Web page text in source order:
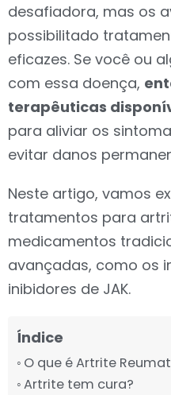
desafiadora, mas os
possibilitado
eficazes. Se você ou
com essa doença,
terapêuticas
para aliviar os
evitar danos
Neste artigo, vamos
tratamentos para
medicamentos
avançadas, como os
inibidores de JAK.
Índice
O que é Artrite
Artrite tem cura?